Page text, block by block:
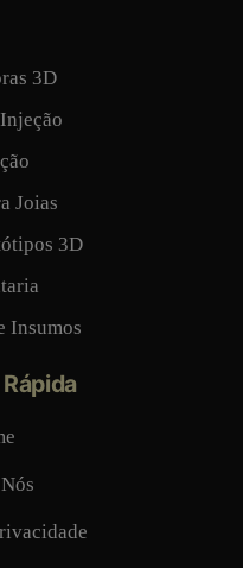
3D
Joias
3D
Insumos